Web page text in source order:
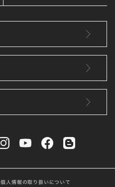
個人情報の取り扱いについて